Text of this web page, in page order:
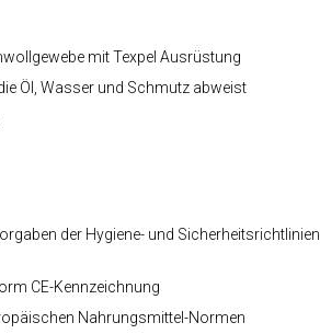
mit Texpel Ausrüstung
Öl, Wasser und Schmutz abweist
der Hygiene- und Sicherheitsrichtlinien
CE-Kennzeichnung
Nahrungsmittel-Normen